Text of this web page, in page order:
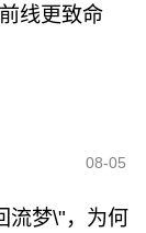
线更致命
08-05
流梦\"，为何